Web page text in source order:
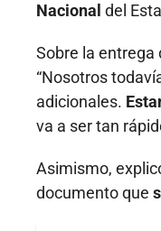
Nacional del
Sobre la
“Nosotros
adicionales.
va a ser tan
Asimismo,
documento que